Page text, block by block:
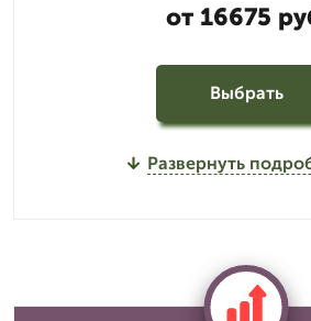
от 16675
Выбрать
Развернуть